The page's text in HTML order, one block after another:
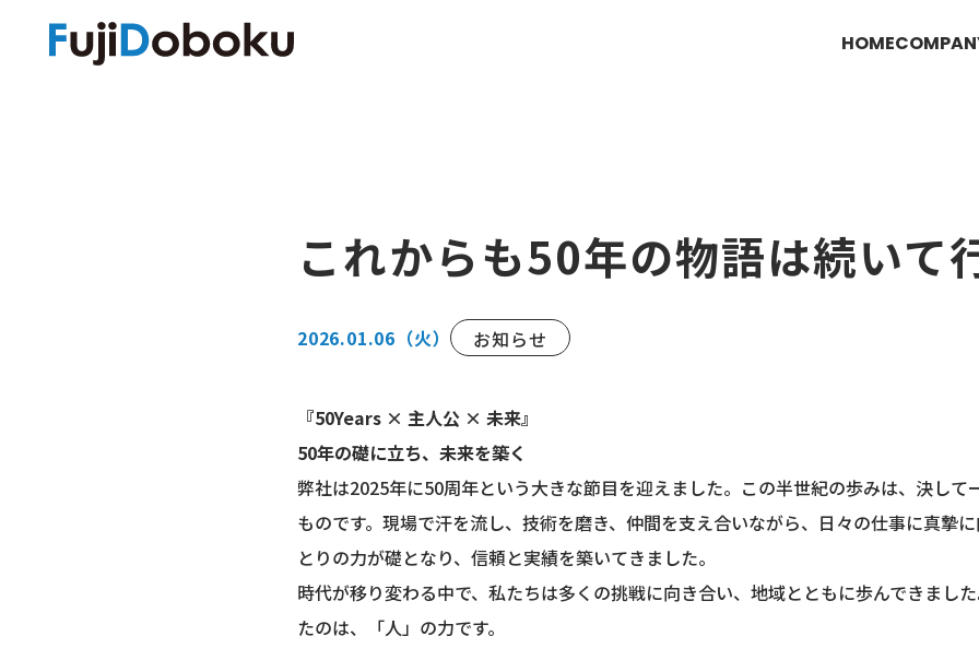
HOME
これからも50年の物語は続いて
2026.01.06 （火） お知らせ
『50Years × 主人公 × 未来』
50年の礎に立ち、未来を築く
弊社は2025年に50周年という大きな節目を迎えました。この半世紀の歩みは、決して
ものです。現場で汗を流し、技術を磨き、仲間を支え合いながら、日々の仕事に真摯
とりの力が礎となり、信頼と実績を築いてきました。
時代が移り変わる中で、私たちは多くの挑戦に向き合い、地域とともに歩んできまし
たのは、「人」の力です。